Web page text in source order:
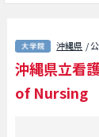
別情報や、募集定
人留学生に必要な
沖縄県 /
沖縄県立看
of Nursing